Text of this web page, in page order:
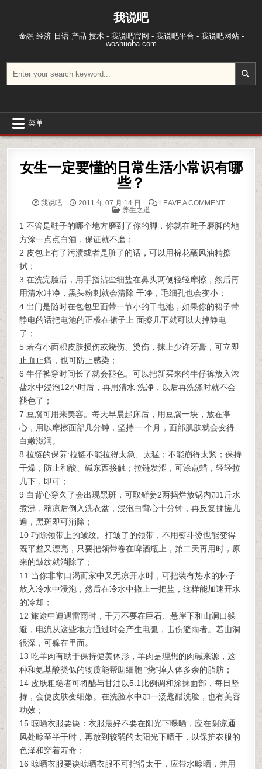
我说吧
金融 经济 日语 产品 技术 - 我说吧官网 - 我说吧平台 - 我说吧网站 -
woshuoba.com
菜单
女生一定要懂的日常生活小常识有哪
些？
我说吧 2011 年 07 月 14 日 LEAVE A COMMENTON 女生一
POSTED IN
养生之道
1 不管是鞋子的哪个地方磨到了你的脚，你就在鞋子磨脚的地
方涂一点点白酒，保证就不磨；
2 皮包上有了污渍或者是脏了的话，可以用棉花蘸风油精擦
拭；
3 在洗完脸后，用手指沾些细盐在鼻头两侧轻轻摩擦，然后再
用清水冲净，黑头粉刺就会清除 干净，毛细孔也会变小；
4 出门是随时在包包里面带一节小的干电池，如果你的裙子带
静电的话把电池的正极在裙子上 面擦几下就可以去掉静电
了；
5 若有小面积皮肤损伤或烧伤、烫伤，抹上少许牙膏，可立即
止血止痛，也可防止感染；
6 牛仔裤穿时间长了就会褪色。可以把新买来的牛仔裤放入浓
盐水中浸泡12小时后，再用清水 洗净，以后再洗涤时就不会
褪色了；
7 豆腐可用来美容。每天早晨起床后，用豆腐一块，放在掌
心，用以摩擦面部几分钟，坚持一 个月，面部肌肤就会变得
白嫩滋润。
8 拉链的保养:拉链不能拉得太急、太猛；不能崩得太紧；保持
干燥，防止和酸、碱东西接触；拉链发涩，可涂点蜡，轻轻拉
几下，即可；
9 白背心穿久了会出现黑斑，可取鲜姜2两捣烂放锅内加1斤水
煮沸，稍凉后倒入洗衣盆，浸泡白背心十分钟，再反复揉搓几
遍，黑斑即可消除；
10 巧除领带上的皱纹。打皱了的领带，不用熨斗烫也能变得
既平整又漂亮，只要把领带卷在啤酒瓶上，第二天再用时，原
来的皱纹就消除了；
11 当你非常口渴而家中又无凉开水时，可把装有热水的杯子
放入冷水中浸泡，然后在冷水中撒上一把盐，这样能加速开水
的冷却；
12 旅途中遭遇雷雨时，千万不要在巨石、悬崖下和山洞口躲
避，电流从这些地方通过时会产生电弧，击伤避雨者。若山洞
很深，可躲在里面。
13 吃羊肉有助于保持健美体形，羊肉是理想的肉碱来源，这
种和氨基酸类似的物质能帮助细胞 “烧”掉人体多余的脂肪；
14 皮肤粗糙者可将醋与甘油以5:1比例调和涂抹面部，每日坚
持，会使皮肤变细嫩。在洗脸水中加一汤匙醋洗脸，也有美容
功效；
15 晾晒衣服要诀：衣服最好不要在阳光下曝晒，应在阴凉通
风处晾至半干时，再放到较弱的太阳光下晒干，以保护衣服的
色泽和穿着寿命；
16 晾晒衣服要诀晾晒衣服不可拧得太干，应带水晾晒，并用